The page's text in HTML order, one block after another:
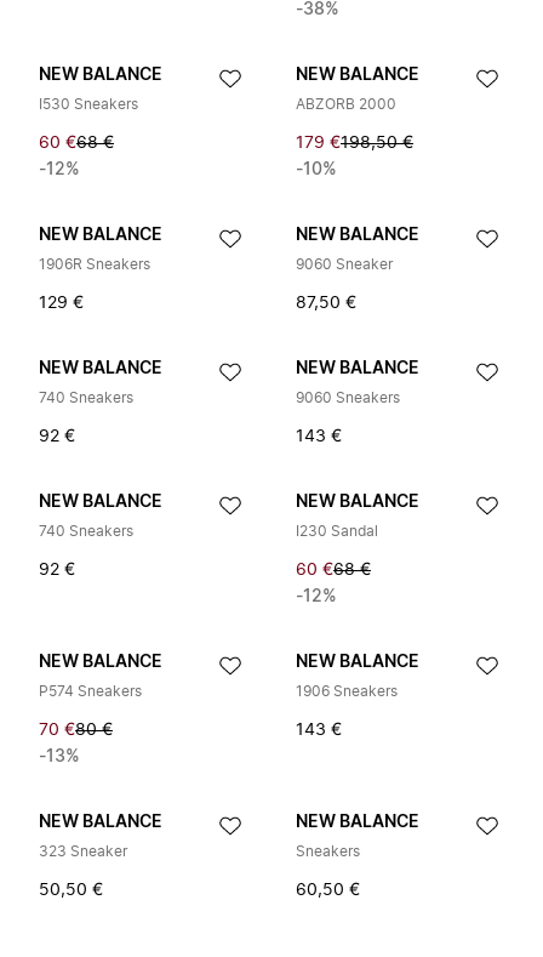
-38%
NEW BALANCE
I530 Sneakers
60 €68 €
-12%
NEW BALANCE
ABZORB 2000
179 €198,50 €
-10%
NEW BALANCE
1906R Sneakers
129 €
NEW BALANCE
9060 Sneaker
87,50 €
NEW BALANCE
740 Sneakers
92 €
NEW BALANCE
9060 Sneakers
143 €
NEW BALANCE
740 Sneakers
92 €
NEW BALANCE
I230 Sandal
60 €68 €
-12%
NEW BALANCE
P574 Sneakers
70 €80 €
-13%
NEW BALANCE
1906 Sneakers
143 €
NEW BALANCE
323 Sneaker
50,50 €
NEW BALANCE
Sneakers
60,50 €